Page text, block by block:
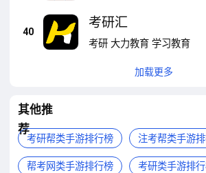
40
考研汇
考研 大力教育 学习教育
加载更多
其他推
荐
考研帮类手游排行榜 注考帮类手游
帮考网类手游排行榜 考研类手游排